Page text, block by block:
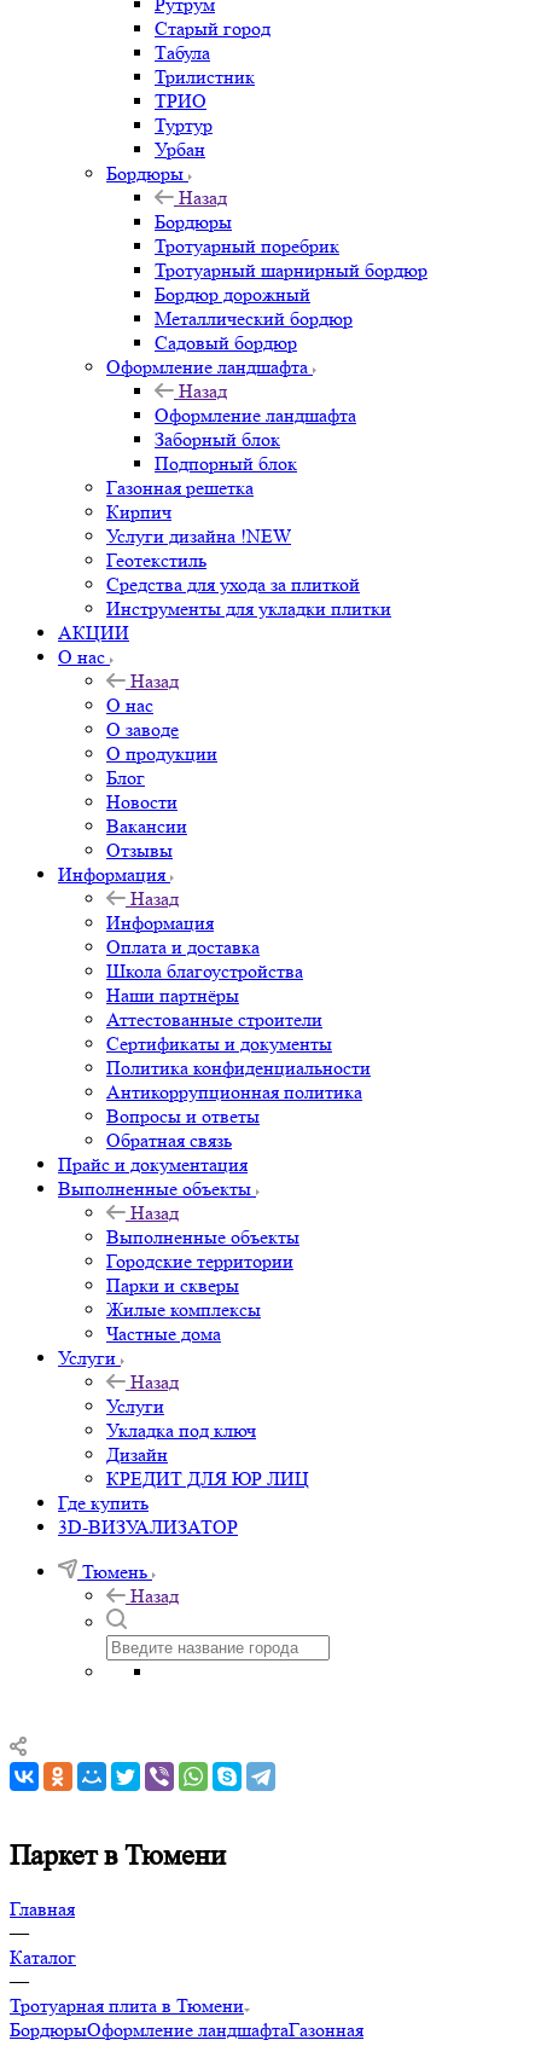
Старый город
Табула
Трилистник
ТРИО
Туртур
Урбан
Бордюры
Назад
Бордюры
Тротуарный поребрик
Тротуарный шарнирный бордюр
Бордюр дорожный
Металлический бордюр
Садовый бордюр
Оформление ландшафта
Назад
Оформление ландшафта
Заборный блок
Подпорный блок
Газонная решетка
Кирпич
Услуги дизайна !NEW
Геотекстиль
Средства для ухода за плиткой
Инструменты для укладки плитки
АКЦИИ
О нас
Назад
О нас
О заводе
О продукции
Блог
Новости
Вакансии
Отзывы
Информация
Назад
Информация
Оплата и доставка
Школа благоустройства
Наши партнёры
Аттестованные строители
Сертификаты и документы
Политика конфиденциальности
Антикоррупционная политика
Вопросы и ответы
Обратная связь
Прайс и документация
Выполненные объекты
Назад
Выполненные объекты
Городские территории
Парки и скверы
Жилые комплексы
Частные дома
Услуги
Назад
Услуги
Укладка под ключ
Дизайн
КРЕДИТ ДЛЯ ЮР ЛИЦ
Где купить
3D-ВИЗУАЛИЗАТОР
Тюмень
Назад
Паркет в Тюмени
Главная
—
Каталог
—
Тротуарная плита в Тюмени
БордюрыОформление ландшафтаГазонная